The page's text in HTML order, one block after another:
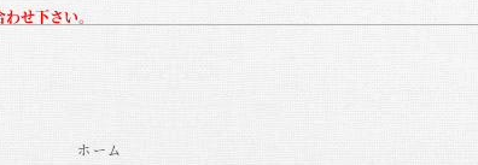
せ下さい。
ホーム